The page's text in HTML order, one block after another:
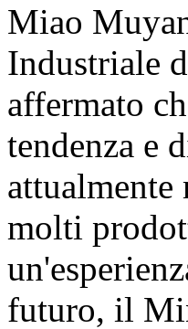
Miao
Industriale
affermato
tendenza e
molti
futuro, il